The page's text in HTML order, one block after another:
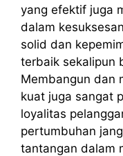
yang efektif juga
dalam
solid dan
terbaik sekalipun
Membangun dan
kuat juga sangat
loyalitas
pertumbuhan
tantangan dalam